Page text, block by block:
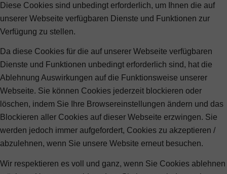
Diese Cookies sind unbedingt erforderlich, um Ihnen die auf
unserer Webseite verfügbaren Dienste und Funktionen zur
Verfügung zu stellen.
Da diese Cookies für die auf unserer Webseite verfügbaren
Dienste und Funktionen unbedingt erforderlich sind, hat die
Ablehnung Auswirkungen auf die Funktionsweise unserer
Webseite. Sie können Cookies jederzeit blockieren oder
löschen, indem Sie Ihre Browsereinstellungen ändern und das
Blockieren aller Cookies auf dieser Webseite erzwingen. Sie
werden jedoch immer aufgefordert, Cookies zu akzeptieren /
abzulehnen, wenn Sie unsere Website erneut besuchen.
Wir respektieren es voll und ganz, wenn Sie Cookies ablehnen